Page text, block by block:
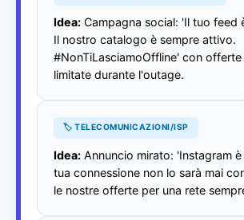
Idea: Campagna social: 'Il tuo feed
Il nostro catalogo è sempre attivo.
#NonTiLasciamoOffline' con offerte
limitate durante l'outage.
🏷️ TELECOMUNICAZIONI/ISP
Idea: Annuncio mirato: 'Instagram
tua connessione non lo sarà mai
le nostre offerte per una rete